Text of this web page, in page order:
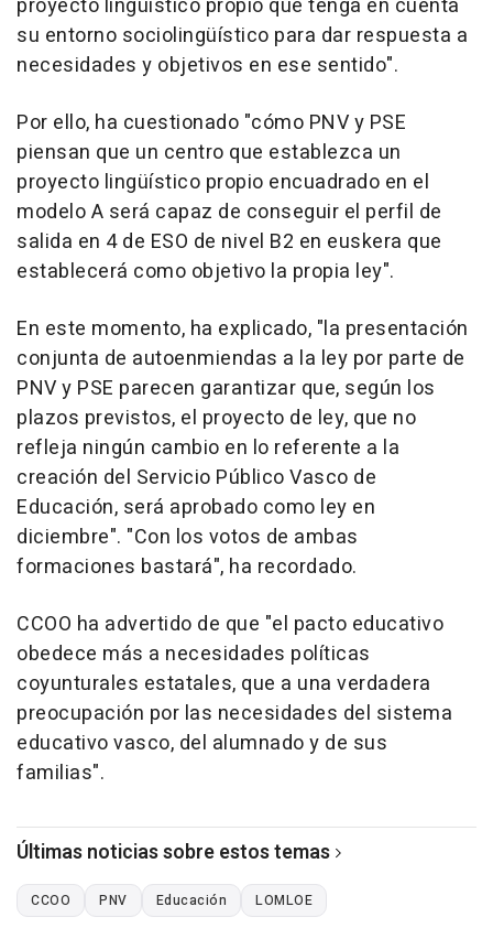
proyecto lingüístico propio que tenga en cuenta
su entorno sociolingüístico para dar respuesta a
necesidades y objetivos en ese sentido".
Por ello, ha cuestionado "cómo PNV y PSE
piensan que un centro que establezca un
proyecto lingüístico propio encuadrado en el
modelo A será capaz de conseguir el perfil de
salida en 4 de ESO de nivel B2 en euskera que
establecerá como objetivo la propia ley".
En este momento, ha explicado, "la presentación
conjunta de autoenmiendas a la ley por parte de
PNV y PSE parecen garantizar que, según los
plazos previstos, el proyecto de ley, que no
refleja ningún cambio en lo referente a la
creación del Servicio Público Vasco de
Educación, será aprobado como ley en
diciembre". "Con los votos de ambas
formaciones bastará", ha recordado.
CCOO ha advertido de que "el pacto educativo
obedece más a necesidades políticas
coyunturales estatales, que a una verdadera
preocupación por las necesidades del sistema
educativo vasco, del alumnado y de sus
familias".
Últimas noticias sobre estos temas
CCOO PNV Educación LOMLOE